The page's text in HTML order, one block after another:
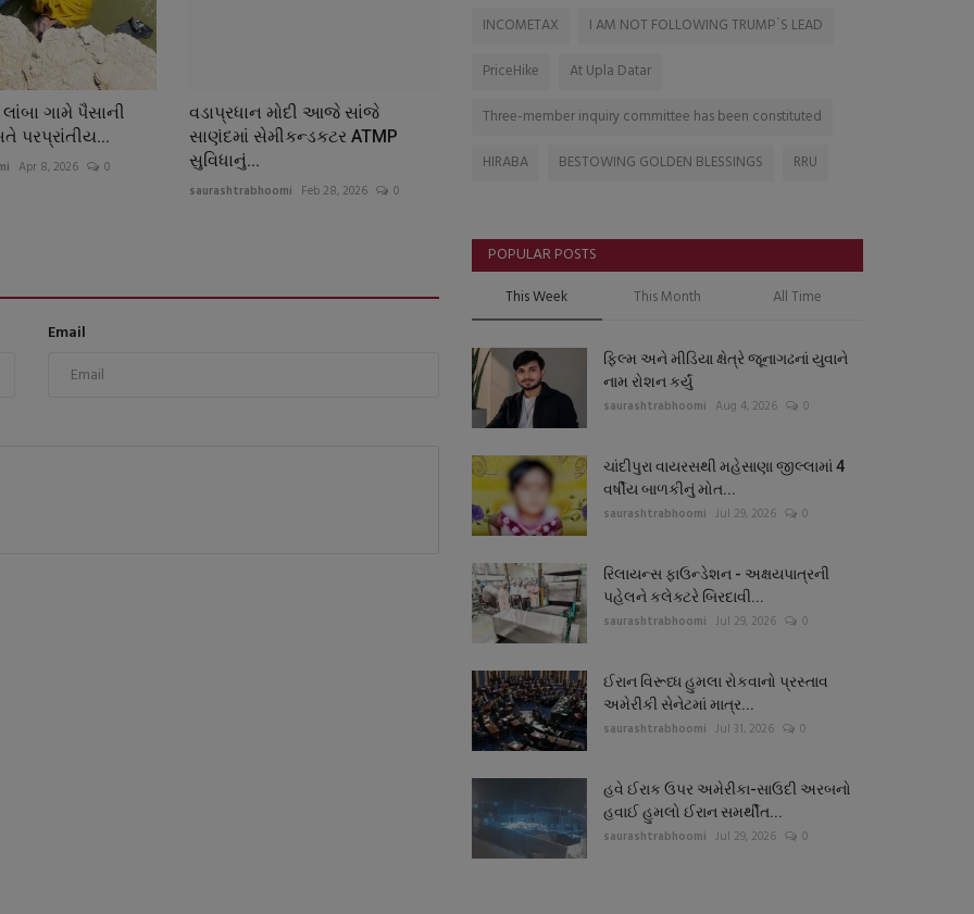
ગામે પૈસાની
પરપ્રાંતીય...
Apr 8, 2026 0
વડાપ્રધાન મોદી આજે સાંજે
સાણંદમાં સેમીકન્ડકટર ATMP
સુવિધાનું...
saurashtrabhoomi Feb 28, 2026 0
Email
INCOMETAX
I AM NOT FOLLOWING TRUMP`S LEAD
PriceHike
At Upla Datar
Three-member inquiry committee has been constituted
HIRABA
BESTOWING GOLDEN BLESSINGS RRU
POPULAR POSTS
This Week This Month All Time
ફિલ્મ અને મીડિયા ક્ષેત્રે જૂનાગઢનાં યુવાને
નામ રોશન કર્યું
saurashtrabhoomi Aug 4, 2026 0
ચાંદીપુરા વાયરસથી મહેસાણા જીલ્લામાં 4
વર્ષીય બાળકીનું મોત...
saurashtrabhoomi Jul 29, 2026 0
રિલાયન્સ ફાઉન્ડેશન - અક્ષયપાત્રની
પહેલને કલેક્ટરે બિરદાવી...
saurashtrabhoomi Jul 29, 2026 0
ઈરાન વિરૂધ્ધ હુમલા રોકવાનો પ્રસ્તાવ
અમેરીકી સેનેટમાં માત્ર...
saurashtrabhoomi Jul 31, 2026 0
હવે ઈરાક ઉપર અમેરીકા-સાઉદી અરબનો
હવાઈ હુમલો ઈરાન સમર્થીત...
saurashtrabhoomi Jul 29, 2026 0